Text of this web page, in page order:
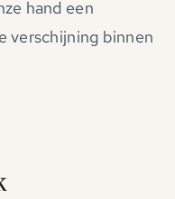
hand een
verschijning binnen